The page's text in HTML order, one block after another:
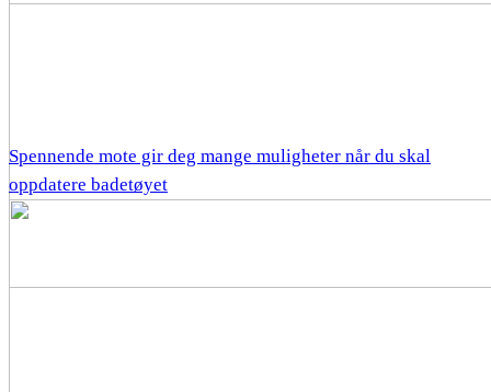
Spennende mote gir deg mange muligheter når du skal
oppdatere badetøyet